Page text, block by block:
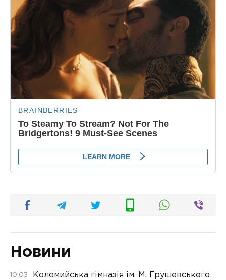
Новини
10:03
Коломийська гімназія ім. М. Грушевського